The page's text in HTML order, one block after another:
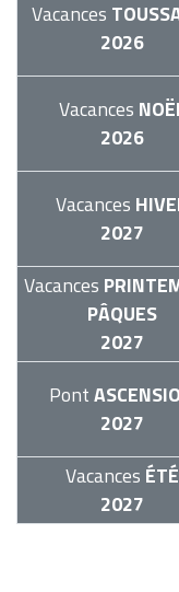
Vacances
2026
Vacances
2026
Vacances
2027
Vacances
PÂQUES
2027
Pont
2027
Vacances ÉTÉ
2027